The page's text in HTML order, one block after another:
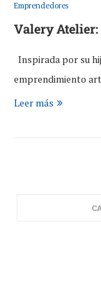
Emprendedores
Valery
Inspirada por su
emprendimiento
Leer más